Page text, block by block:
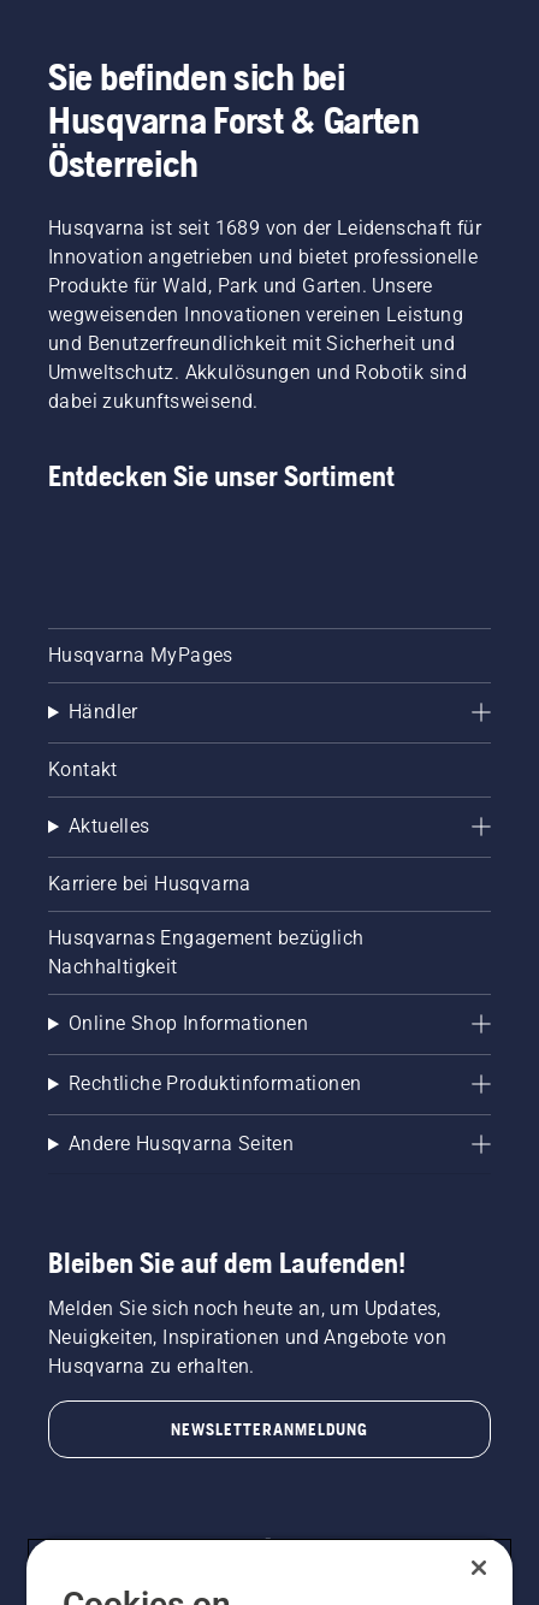
Sie befinden sich bei
Husqvarna Forst & Garten
Österreich
Husqvarna ist seit 1689 von der Leidenschaft für
Innovation angetrieben und bietet professionelle
Produkte für Wald, Park und Garten. Unsere
wegweisenden Innovationen vereinen Leistung
und Benutzerfreundlichkeit mit Sicherheit und
Umweltschutz. Akkulösungen und Robotik sind
dabei zukunftsweisend.
Entdecken Sie unser Sortiment
Husqvarna MyPages
Händler
Kontakt
Aktuelles
Karriere bei Husqvarna
Husqvarnas Engagement bezüglich
Nachhaltigkeit
Online Shop Informationen
Rechtliche Produktinformationen
Andere Husqvarna Seiten
Bleiben Sie auf dem Laufenden!
Melden Sie sich noch heute an, um Updates,
Neuigkeiten, Inspirationen und Angebote von
Husqvarna zu erhalten.
NEWSLETTERANMELDUNG